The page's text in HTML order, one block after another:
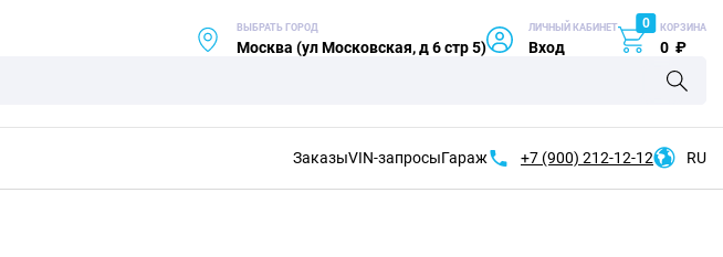
ВЫБРАТЬ ГОРОД
Москва (ул Московская, д 6 стр 5)
ЛИЧНЫЙ КАБИНЕТ
Вход
0 КОРЗИНА
0 ₽
ЗаказыVIN-запросыГараж +7 (900) 212-12-12 RU